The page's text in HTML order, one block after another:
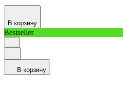
В корзину
Bestseller
В корзину